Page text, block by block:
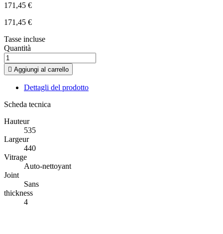
171,45 €
171,45 €
Tasse incluse
Quantità
 Aggiungi al carrello
Dettagli del prodotto
Scheda tecnica
Hauteur
535
Largeur
440
Vitrage
Auto-nettoyant
Joint
Sans
thickness
4